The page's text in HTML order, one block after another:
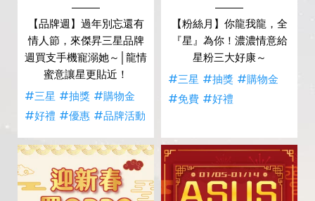
【品牌週】過年別忘還有
情人節，來傑昇三星品牌
週買支手機寵溺她～│龍情
蜜意讓星更貼近！
#三星 #抽獎 #購物金
#好禮 #優惠 #品牌活動
【粉絲月】你龍我龍，全
『星』為你！濃濃情意給
星粉三大好康～
#三星 #抽獎 #購物金
#免費 #好禮